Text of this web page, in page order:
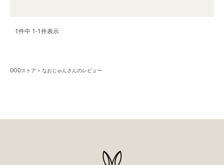
1件中 1-1件表示
DODストア なおじゅんさんのレビュー